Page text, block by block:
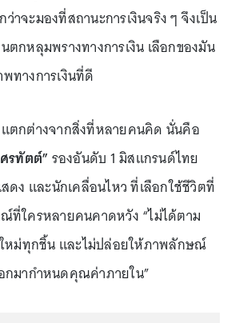
จะมองที่สถานะการเงินจริง ๆ จึงเป็น
กหลุมพรางทางการเงิน เลือกของมัน
ทางการเงินที่ดี
ตกต่างจากสิ่งที่หลายคนคิด นั่นคือ
รทัตต์” รองอันดับ 1 มิสแกรนด์ไทย
ง และนักเคลื่อนไหว ที่เลือกใช้ชีวิตที่
ที่ใครหลายคนคาดหวัง “ไม่ได้ตาม
หม่ทุกชิ้น และไม่ปล่อยให้ภาพลักษณ์
กมากำหนดคุณค่าภายใน”